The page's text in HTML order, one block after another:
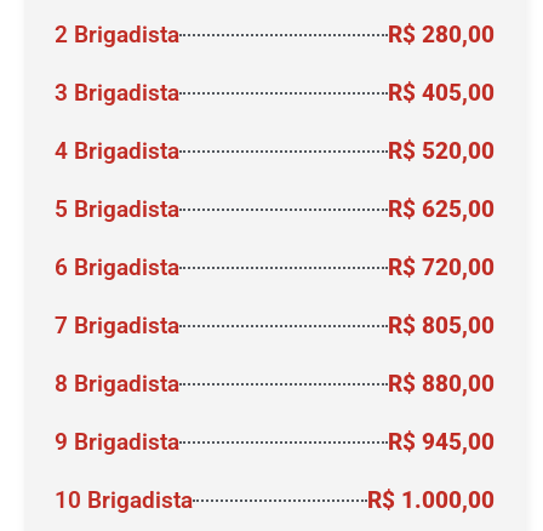
2 Brigadista R$ 280,00
3 Brigadista R$ 405,00
4 Brigadista R$ 520,00
5 Brigadista R$ 625,00
6 Brigadista R$ 720,00
7 Brigadista R$ 805,00
8 Brigadista R$ 880,00
9 Brigadista R$ 945,00
10 Brigadista R$ 1.000,00